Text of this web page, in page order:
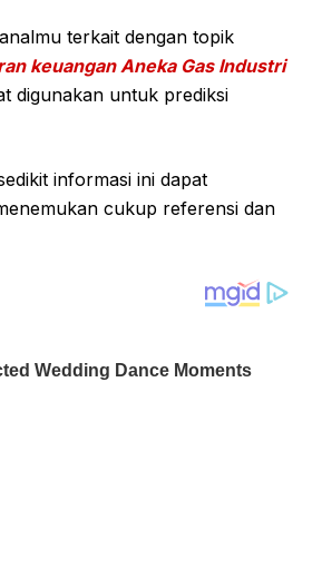
terkait dengan topik
keuangan Aneka Gas Industri
digunakan untuk prediksi
informasi ini dapat
cukup referensi dan